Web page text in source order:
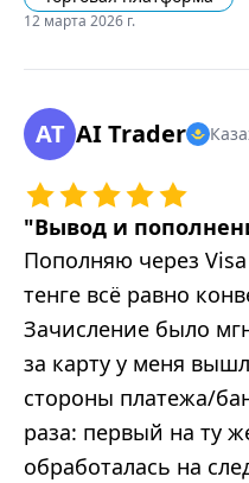
12 марта 2026 г.
AT AI Trader
" Вывод и
Пополняю через
тенге всё равно
Зачисление было
за карту у меня
стороны платежа/
раза: первый на ту
обработалась на